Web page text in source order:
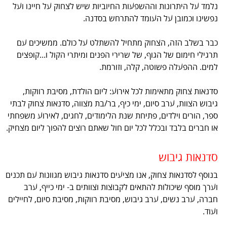
נלמד על היתרונות וההשפעות החיוביות שיש לצחוק על חיינו ועל
נפשינו וכמובן על העומד להתרחש בסדנה.
כבר בשלב הזה, הצחוק מתחיל להשתלט על כולם. ממשיכים עם
תרגילי חימום של הגוף, של שרירי הפנים ומיתרי הקול ו...קופצים
למים. ההפעלה פשוטה, קלה, וזורמת.
סדנאות צחוק מתאימות לכל אירוע: ליום הולדת, מסיבת רווקות,
גיבוש הצוות, ערב סיום, ימי כיף, בר/בת מצווה, סדנאות צחוק לבתי
ספר, הורים וילדים, פתיחת שנת הלימודים, לחגים, לאירוע משפחתי
או חברים בלבד ובכלל לכל יום חול שאתם רוצים להפוך ליום מצחיק.
סדנאות גיבוש
בנוסף לסדנאות צחוק, אנו מציעים סדנאות גיבוש מגוונות עם תכנים
וערך מוסף שיכולות להתאים לקבוצות וצוותים ב- ימי כייף, ערב
חברה, ערב נשים, ערב גיבוש, מסיבת רווקות, מסיבת סיום, לחיילים
ועוד.